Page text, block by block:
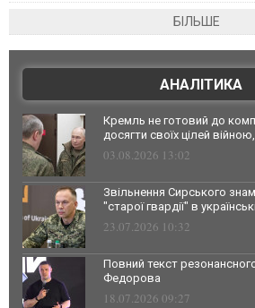
БІЛЬШЕ
АНАЛІТИКА
Кремль не готовий до
досягти своїх цілей
03.08.2026 13:02
Звільнення Сирського
"старої гвардії" в
23.07.2026 10:32
Повний текст
Федорова
18.07.2026 09:27